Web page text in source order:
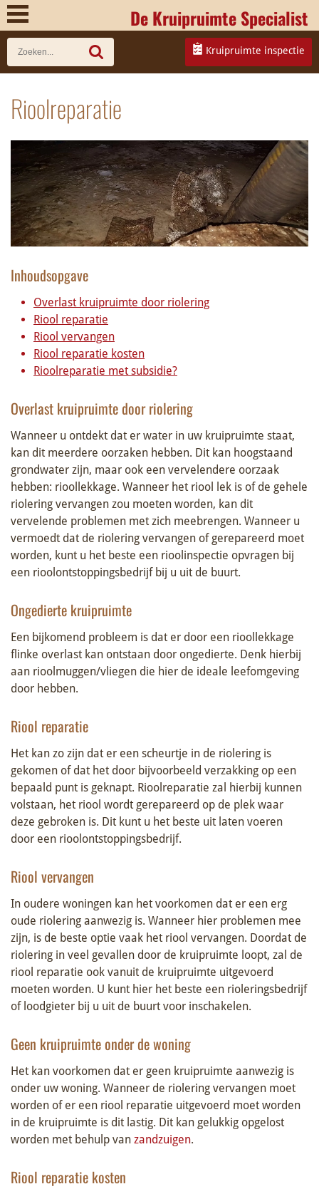
De Kruipruimte Specialist
Kruipruimte inspectie
Rioolreparatie
Inhoudsopgave
Overlast kruipruimte door riolering
Riool reparatie
Riool vervangen
Riool reparatie kosten
Rioolreparatie met subsidie?
Overlast kruipruimte door riolering
Wanneer u ontdekt dat er water in uw kruipruimte staat,
kan dit meerdere oorzaken hebben. Dit kan hoogstaand
grondwater zijn, maar ook een vervelendere oorzaak
hebben: rioollekkage. Wanneer het riool lek is of de gehele
riolering vervangen zou moeten worden, kan dit
vervelende problemen met zich meebrengen. Wanneer u
vermoedt dat de riolering vervangen of gerepareerd moet
worden, kunt u het beste een rioolinspectie opvragen bij
een rioolontstoppingsbedrijf bij u uit de buurt.
Ongedierte kruipruimte
Een bijkomend probleem is dat er door een rioollekkage
flinke overlast kan ontstaan door ongedierte. Denk hierbij
aan rioolmuggen/vliegen die hier de ideale leefomgeving
door hebben.
Riool reparatie
Het kan zo zijn dat er een scheurtje in de riolering is
gekomen of dat het door bijvoorbeeld verzakking op een
bepaald punt is geknapt. Rioolreparatie zal hierbij kunnen
volstaan, het riool wordt gerepareerd op de plek waar
deze gebroken is. Dit kunt u het beste uit laten voeren
door een rioolontstoppingsbedrijf.
Riool vervangen
In oudere woningen kan het voorkomen dat er een erg
oude riolering aanwezig is. Wanneer hier problemen mee
zijn, is de beste optie vaak het riool vervangen. Doordat de
riolering in veel gevallen door de kruipruimte loopt, zal de
riool reparatie ook vanuit de kruipruimte uitgevoerd
moeten worden. U kunt hier het beste een rioleringsbedrijf
of loodgieter bij u uit de buurt voor inschakelen.
Geen kruipruimte onder de woning
Het kan voorkomen dat er geen kruipruimte aanwezig is
onder uw woning. Wanneer de riolering vervangen moet
worden of er een riool reparatie uitgevoerd moet worden
in de kruipruimte is dit lastig. Dit kan gelukkig opgelost
worden met behulp van zandzuigen.
Riool reparatie kosten